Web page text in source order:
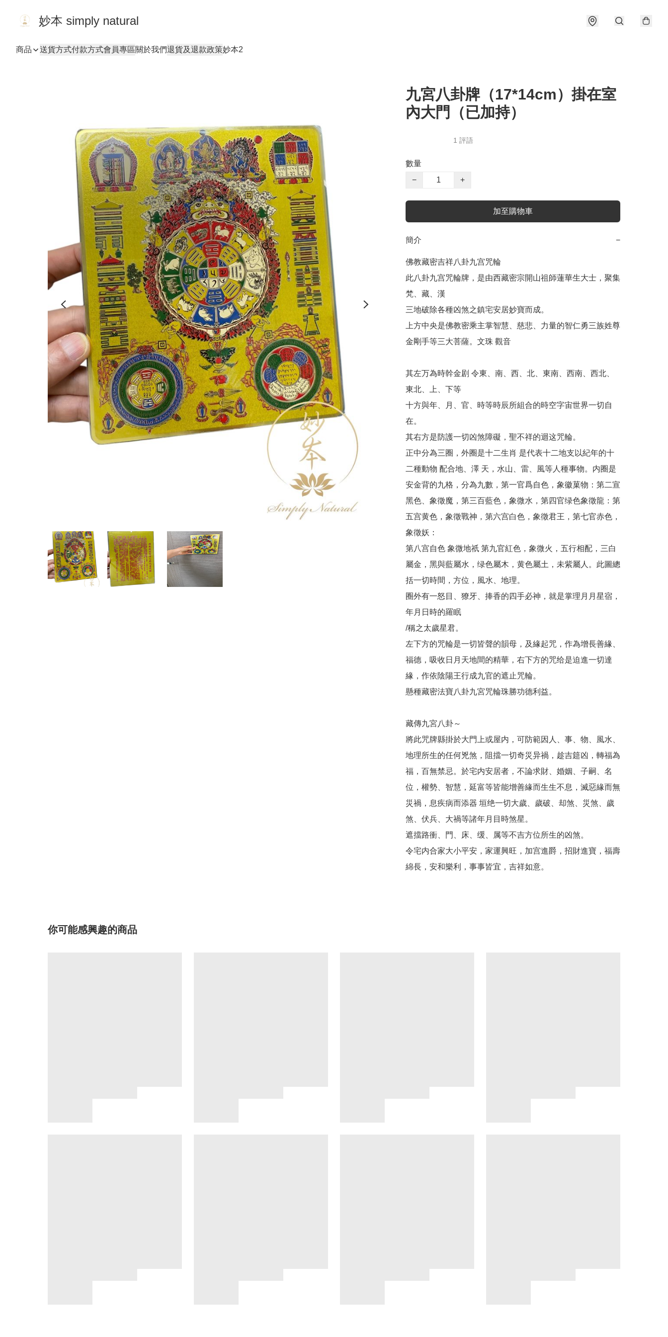
妙本 simply natural
商品 送貨方式付款方式會員專區關於我們退貨及退款政策妙本2
九宮八卦牌（17*14cm）掛在室
內大門（已加持）
1 評語
數量
−
+
加至購物車
簡介 −
佛教藏密吉祥八卦九宫咒輪
此八卦九宫咒輪牌，是由西藏密宗開山祖師蓮華生大士，聚集
梵、藏、漢
三地破除各種凶煞之鎮宅安居妙寶而成。
上方中央是佛教密乘主掌智慧、慈悲、力量的智仁勇三族姓尊
金剛手等三大菩薩。文珠 觀音
其左万為時幹金剧 令東、南、西、北、東南、西南、西北、
東北、上、下等
十方與年、月、官、時等時辰所組合的時空字宙世界一切自
在。
其右方是防護一切凶煞障礙，聖不祥的迴这咒輪。
正中分為三圈，外圈是十二生肖 是代表十二地支以紀年的十
二種動物 配合地、澤 天，水山、雷、風等人種事物。内圈是
安金背的九格，分為九數，第一官爲自色，象徽菓物：第二宣
黑色、象徵魔，第三百藍色，象微水，第四官绿色象徵龍：第
五宫黄色，象徵戰神，第六宫白色，象徵君王，第七官赤色，
象徵妖：
第八宫自色 象微地祇 第九官紅色，象微火，五行相配，三白
屬金，黑與藍屬水，绿色屬木，黄色屬土，未紫屬人。此圖總
括一切時間，方位，風水、地理。
圈外有一怒目、獠牙、捧香的四手必神，就是掌理月月星宿，
年月日時的羅眠
/稱之太歲星君。
左下方的咒輪是一切皆聲的韻母，及緣起咒，作為增長善緣、
福德，吸收日月天地間的精華，右下方的咒给是迫進一切達
緣，作依陰陽王行成九官的遮止咒輪。
懸種藏密法寶八卦九宮咒輪珠勝功德利益。
藏傳九宮八卦～
將此咒牌縣掛於大門上或屋内，可防範因人、事、物、風水、
地理所生的任何兇煞，阻擋一切奇災异禍，趁吉筵凶，轉福為
福，百無禁忌。於宅内安居者，不論求財、婚姻、子嗣、名
位，權勢、智慧，延富等皆能增善緣而生生不息，滅惡緣而無
災禍，息疾病而添器 垣绝一切大歲、歲破、却煞、災煞、歲
煞、伏兵、大禍等諸年月目時煞星。
遮擋路衝、門、床、缓、属等不吉方位所生的凶煞。
令宅内合家大小平安，家運興旺，加宫進爵，招財進寶，福壽
綿長，安和樂利，事事皆宜，吉祥如意。
你可能感興趣的商品